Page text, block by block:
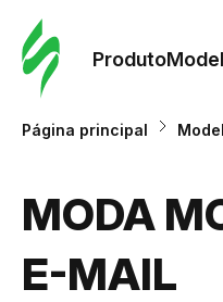
Produto
Página principal
MODA
E-MAIL